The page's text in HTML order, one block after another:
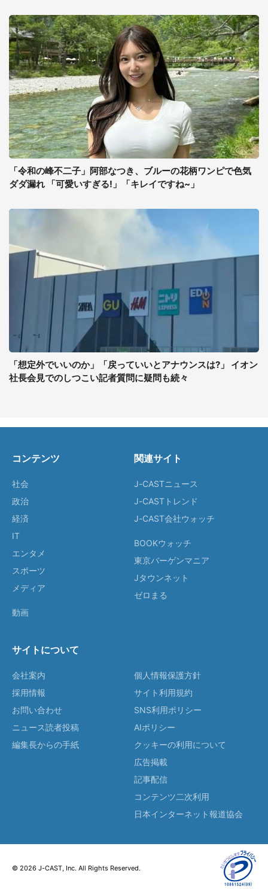
「令和の峰不二子」阿部なつき、ブルーの花柄ワンピで色気
ダダ漏れ 「可愛いすぎる!」「キレイですね~」
「想定外でいいのか」「戻っていいとアナウンスは?」 イオン
社長会見でのしつこい記者質問に疑問も続々
コンテンツ
社会
政治
経済
IT
エンタメ
スポーツ
メディア
動画
関連サイト
J-CASTニュース
J-CASTトレンド
J-CAST会社ウォッチ
BOOKウォッチ
東京バーゲンマニア
Jタウンネット
ゼロまる
サイトについて
会社案内
採用情報
お問い合わせ
ニュース読者投稿
編集長からの手紙
個人情報保護方針
サイト利用規約
SNS利用ポリシー
AIポリシー
クッキーの利用について
広告掲載
記事配信
コンテンツ二次利用
日本インターネット報道協会
© 2026 J-CAST, Inc. All Rights Reserved.